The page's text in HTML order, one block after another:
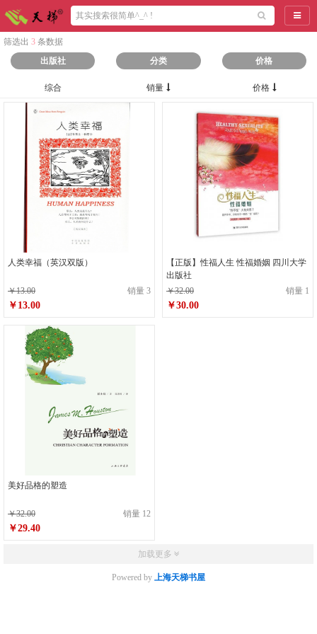
导航
筛选出 3 条数据
出版社
分类 价格
综合 销量 价格
人类幸福（英汉双版）
￥13.00 销量 3
￥13.00
【正版】性福人生 性福婚姻 四川大学
出版社
￥32.00
销量 1
￥30.00
美好品格的塑造
￥32.00 销量 12
￥29.40
加载更多
Powered by 上海天梯书屋